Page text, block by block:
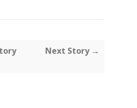
Next Story →